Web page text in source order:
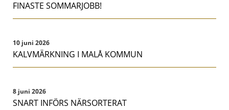
FINASTE SOMMARJOBB!
10 juni 2026
KALVMÄRKNING I MALÅ KOMMUN
8 juni 2026
SNART INFÖRS NÄRSORTERAT